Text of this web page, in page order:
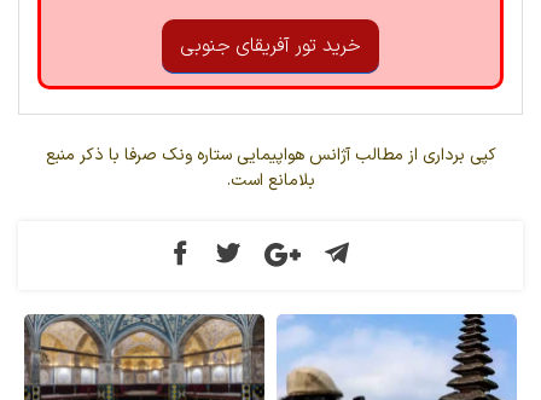
خرید تور آفریقای جنوبی
کپی برداری از مطالب آژانس هواپیمایی ستاره ونک صرفا با ذکر منبع
بلامانع است.